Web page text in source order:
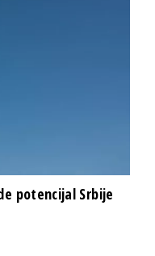
potencijal Srbije